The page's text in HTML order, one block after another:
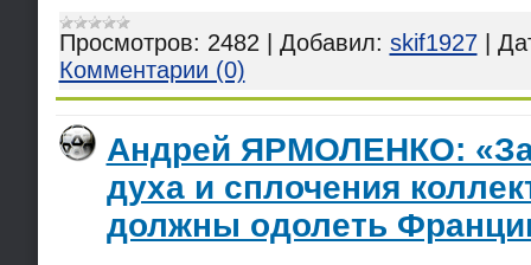
Просмотров: 2482 Добавил: skif1927
Комментарии (0)
Андрей ЯРМОЛЕНКО: «За
духа и сплочения
должны одолеть